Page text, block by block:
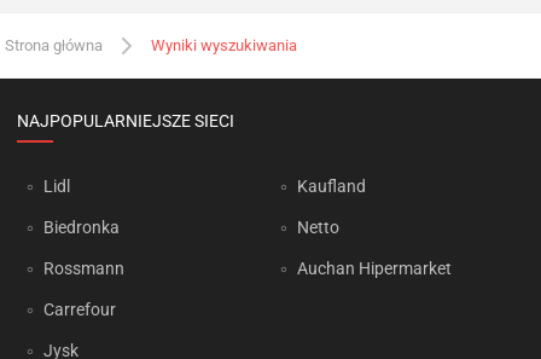
Strona główna Wyniki wyszukiwania
NAJPOPULARNIEJSZE SIECI
Lidl
Biedronka
Rossmann
Carrefour
Jysk
Kaufland
Netto
Auchan Hipermarket